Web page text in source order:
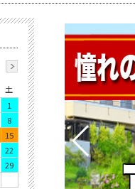
土
1
8
15
22
29